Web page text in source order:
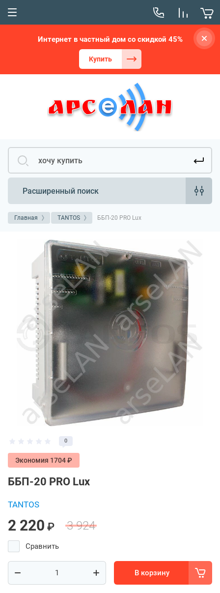
Интернет в частный дом со скидкой 45%
Купить
Расширенный поиск
Главная TANTOS ББП-20 PRO Lux
0
Экономия 1704 ₽
ББП-20 PRO Lux
TANTOS
3 924
2 220 ₽
Сравнить
В корзину